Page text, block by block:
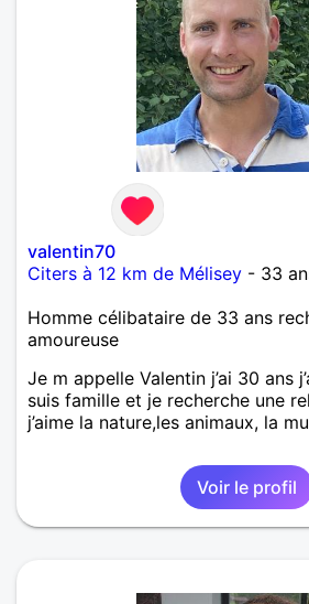
valentin70
Citers à 12 km de Mélisey - 33
Homme célibataire de 33 ans
amoureuse
Je m appelle Valentin j’ai 30 ans
suis famille et je recherche une
j’aime la nature,les animaux, la
Voir le profil